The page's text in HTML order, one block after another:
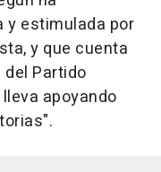
y estimulada por
y que cuenta
Partido
apoyando